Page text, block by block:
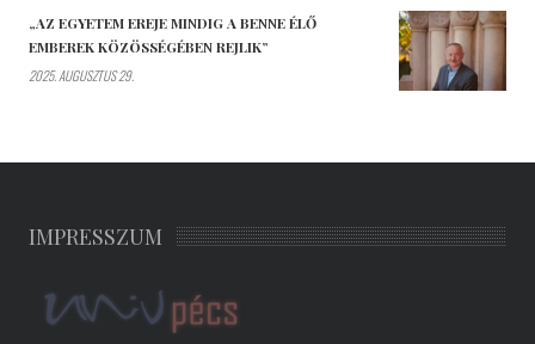
„AZ EGYETEM EREJE MINDIG A BENNE ÉLŐ
EMBEREK KÖZÖSSÉGÉBEN REJLIK”
2025. AUGUSZTUS 29.
IMPRESSZUM